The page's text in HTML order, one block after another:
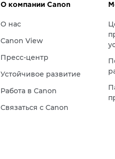
О компании Canon
О нас
Canon View
Пресс-центр
Устойчивое развитие
Работа в Canon
Связаться с Canon